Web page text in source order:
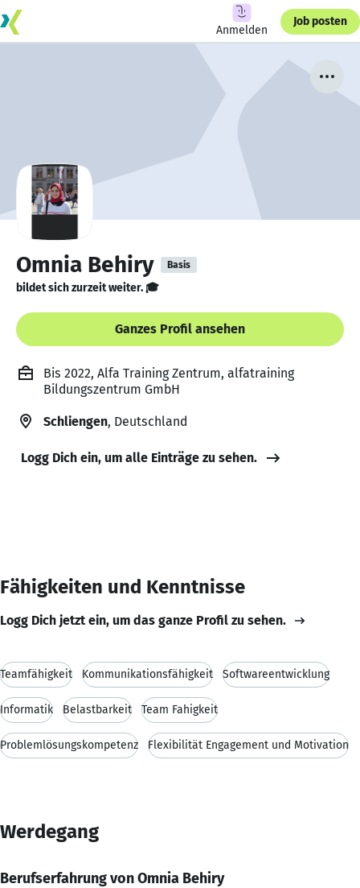
Anmelden
Job posten
Omnia Behiry Basis
bildet sich zurzeit weiter. 🎓
Ganzes Profil ansehen
Bis 2022, Alfa Training Zentrum, alfatraining
Bildungszentrum GmbH
Schliengen, Deutschland
Logg Dich ein, um alle Einträge zu sehen.
Fähigkeiten und Kenntnisse
Logg Dich jetzt ein, um das ganze Profil zu sehen.
Teamfähigkeit Kommunikationsfähigkeit Softwareentwicklung
Informatik Belastbarkeit Team Fahigkeit
Problemlösungskompetenz Flexibilität Engagement und Motivation
Werdegang
Berufserfahrung von Omnia Behiry